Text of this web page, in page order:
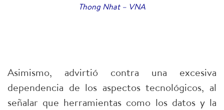
Thong Nhat – VNA
Asimismo, advirtió contra una excesiva
dependencia de los aspectos tecnológicos, al
señalar que herramientas como los datos y la